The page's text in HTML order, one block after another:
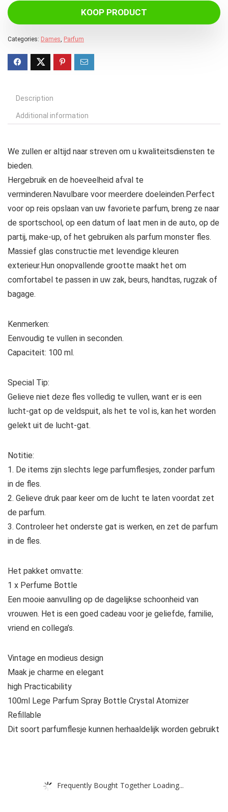
KOOP PRODUCT
Categories: Dames, Parfum
Description
Additional information
We zullen er altijd naar streven om u kwaliteitsdiensten te
bieden.
Hergebruik en de hoeveelheid afval te
verminderen.Navulbare voor meerdere doeleinden.Perfect
voor op reis opslaan van uw favoriete parfum, breng ze naar
de sportschool, op een datum of laat men in de auto, op de
partij, make-up, of het gebruiken als parfum monster fles.
Massief glas constructie met levendige kleuren
exterieur.Hun onopvallende grootte maakt het om
comfortabel te passen in uw zak, beurs, handtas, rugzak of
bagage.
Kenmerken:
Eenvoudig te vullen in seconden.
Capaciteit: 100 ml.
Special Tip:
Gelieve niet deze fles volledig te vullen, want er is een
lucht-gat op de veldspuit, als het te vol is, kan het worden
gelekt uit de lucht-gat.
Notitie:
1. De items zijn slechts lege parfumflesjes, zonder parfum
in de fles.
2. Gelieve druk paar keer om de lucht te laten voordat zet
de parfum.
3. Controleer het onderste gat is werken, en zet de parfum
in de fles.
Het pakket omvatte:
1 x Perfume Bottle
Een mooie aanvulling op de dagelijkse schoonheid van
vrouwen. Het is een goed cadeau voor je geliefde, familie,
vriend en collega’s.
Vintage en modieus design
Maak je charme en elegant
high Practicability
100ml Lege Parfum Spray Bottle Crystal Atomizer
Refillable
Dit soort parfumflesje kunnen herhaaldelijk worden gebruikt
Frequently Bought Together Loading...